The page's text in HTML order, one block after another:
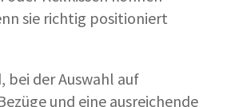
sie richtig positioniert
bei der Auswahl auf
und eine ausreichende